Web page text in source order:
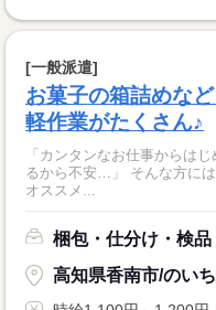
[一般派遣]
お菓子の箱詰めな
軽作業がたくさん♪
「カンタンなお仕事からは
るから不安…」 そんな方には おかしの”箱詰め”や”仕分け”のお仕事が
オススメ...
梱包・仕分け・検品
高知県香南市/のい